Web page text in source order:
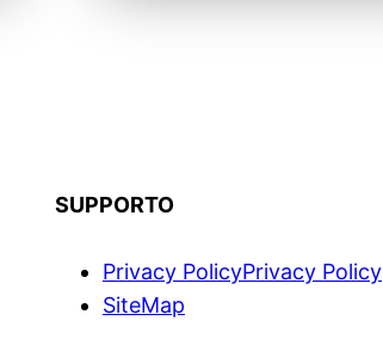
SUPPORTO
Privacy PolicyPrivacy Policy
SiteMap